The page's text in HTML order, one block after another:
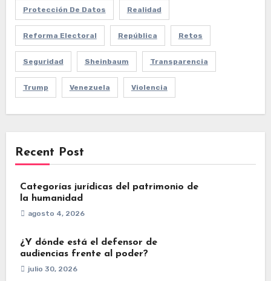
Protección De Datos Realidad
Reforma Electoral República Retos
Seguridad Sheinbaum Transparencia
Trump Venezuela Violencia
Recent Post
Categorías jurídicas del patrimonio de
la humanidad
agosto 4, 2026
¿Y dónde está el defensor de
audiencias frente al poder?
julio 30, 2026